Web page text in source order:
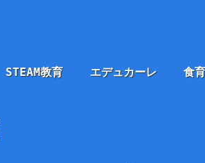
STEAM教育 エデュカーレ 食